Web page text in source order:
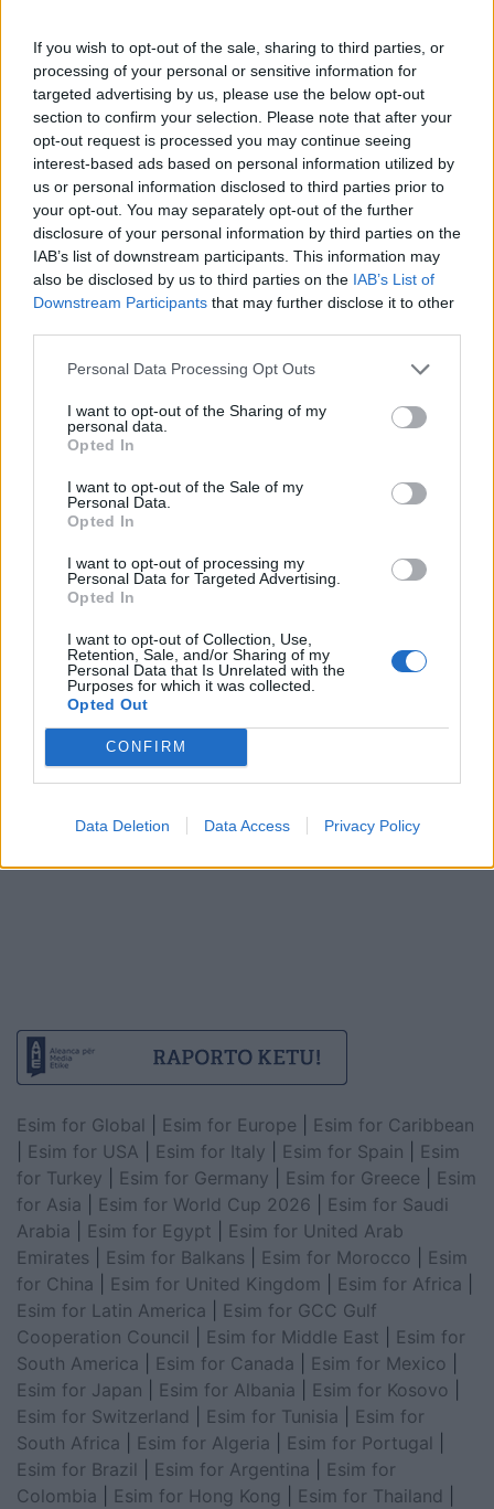
If you wish to opt-out of the sale, sharing to third parties, or
processing of your personal or sensitive information for
targeted advertising by us, please use the below opt-out
section to confirm your selection. Please note that after your
opt-out request is processed you may continue seeing
interest-based ads based on personal information utilized by
us or personal information disclosed to third parties prior to
your opt-out. You may separately opt-out of the further
disclosure of your personal information by third parties on the
IAB’s list of downstream participants. This information may
also be disclosed by us to third parties on the IAB’s List of
Downstream Participants that may further disclose it to other
Personal Data Processing Opt Outs
I want to opt-out of the Sharing of my
personal data.
Opted In
I want to opt-out of the Sale of my
Personal Data.
Opted In
I want to opt-out of processing my
Personal Data for Targeted Advertising.
Opted In
I want to opt-out of Collection, Use,
Retention, Sale, and/or Sharing of my
Personal Data that Is Unrelated with the
Purposes for which it was collected.
Opted Out
CONFIRM
Data Deletion Data Access Privacy Policy
WhatsApp teston mesazhet
tekstuale që fshihen pas
leximit të parë
Pas dy vitesh në kërkim për
dosjen e inceneratorit të
Tiranës, arrestohet Renardo
Nallbani në Palasë
vitin 2027
Mourinho: Nuk e mendoja se
Arrestohet 73-vjeçari në Krujë,
dhe flakët u përhapën drejt
malit
Esim for Global Esim for Europe
Esim for Caribbean
Esim for USA Esim for Italy Esim for Spain
Esim
for Turkey
Esim for Germany Esim for Greece
Esim
for Asia
Esim for World Cup 2026
Esim for Saudi
Arabia
Esim for Egypt
Esim for United Arab
Emirates
Esim for Balkans Esim for Morocco
Esim
for China
Esim for United Kingdom Esim for Africa
Esim for Latin America
Esim for GCC Gulf
Cooperation Council
Esim for Middle East
Esim for
South America
Esim for Canada Esim for Mexico
Esim for Japan
Esim for Albania Esim for Kosovo
Esim for Switzerland
Esim for Tunisia
Esim for
South Africa
Esim for Algeria Esim for Portugal
Esim for Brazil
Esim for Argentina
Esim for
Colombia
Esim for Hong Kong Esim for Thailand